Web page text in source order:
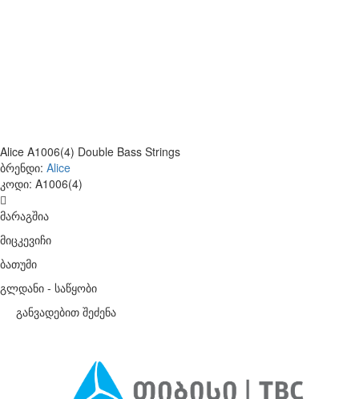
Alice A1006(4) Double Bass Strings
ბრენდი: Alice
კოდი: A1006(4)
მარაგშია
მიცკევიჩი
ბათუმი
გლდანი - საწყობი
განვადებით შეძენა